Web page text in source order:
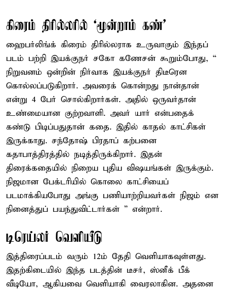
கிரைம் திரில்லரில் ‘மூன்றாம் கண்’
ஹைபர்லிங்க் கிரைம் திரில்லராக உருவாகும் இந்தப்
படம் பற்றி இயக்குநர் சகோ கணேசன் கூறும்போது, “
நிறுவனம் ஒன்றின் நிர்வாக இயக்குநர் திடீரென
கொல்லப்படுகிறார். அவரைக் கொன்றது நான்தான்
என்று 4 பேர் சொல்கிறார்கள். அதில் ஒருவர்தான்
உண்மையான குற்றவாளி. அவர் யார் என்பதைக்
கண்டு பிடிப்பதுதான் கதை. இதில் காதல் காட்சிகள்
இருக்காது. சந்தோஷ் பிரதாப் கற்பனை
கதாபாத்திரத்தில் நடித்திருக்கிறார். இதன்
திரைக்கதையில் நிறைய புதிய விஷயங்கள் இருக்கும்.
நிஜமான பேக்டரியில் கொலை காட்சியைப்
படமாக்கியபோது அங்கு பணியாற்றியவர்கள் நிஜம் என
நினைத்துப் பயந்துவிட்டார்கள் ” என்றார்.
டிரெய்லர் வெளியீடு
இத்திரைப்படம் வரும் 12ம் தேதி வெளியாகவுள்ளது.
இதற்கிடையில் இந்த படத்தின் டீசர், ஸ்னீக் பீக்
வீடியோ, ஆகியவை வெளியாகி வைரலாகின. அதனை